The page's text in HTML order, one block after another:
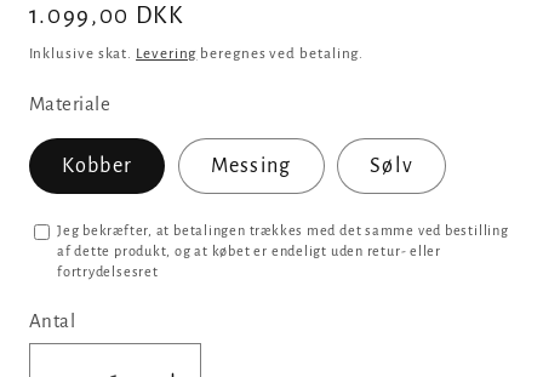
Normalpris
1.099,00 DKK
Inklusive skat. Levering beregnes ved betaling.
Materiale
Kobber Messing Sølv
Jeg bekræfter, at betalingen trækkes med det samme ved bestilling
af dette produkt, og at købet er endeligt uden retur- eller
fortrydelsesret
Antal